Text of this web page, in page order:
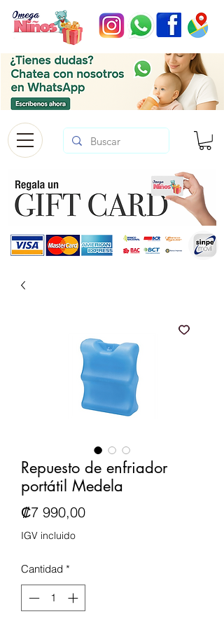
Repuesto de enfriador
portátil Medela
₡7 990,00Precio
IGV incluido
Cantidad *